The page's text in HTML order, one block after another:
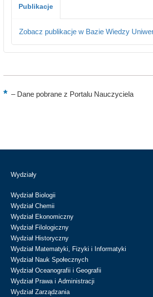
Publikacje
Zobacz publikacje w Bazie Wiedzy
–Dane pobrane z Portalu Nauczyciela
Wydziały
Wydział Biologii
Wydział Chemii
Wydział Ekonomiczny
Wydział Filologiczny
Wydział Historyczny
Wydział Matematyki, Fizyki i Informatyki
Wydział Nauk Społecznych
Wydział Oceanografii i Geografii
Wydział Prawa i Administracji
Wydział Zarządzania